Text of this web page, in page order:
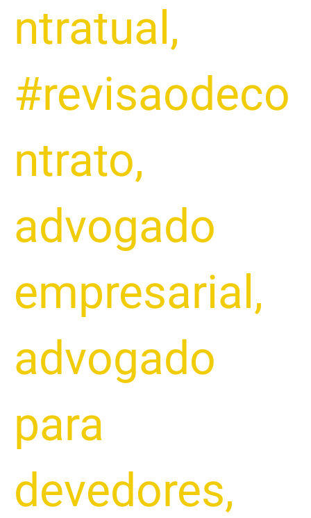
ntratual ,
#revisaodeco
ntrato,
advogado
empresarial ,
advogado
para
devedores,